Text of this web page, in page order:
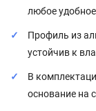
любое
Профиль из
устойчив к
В
основание на